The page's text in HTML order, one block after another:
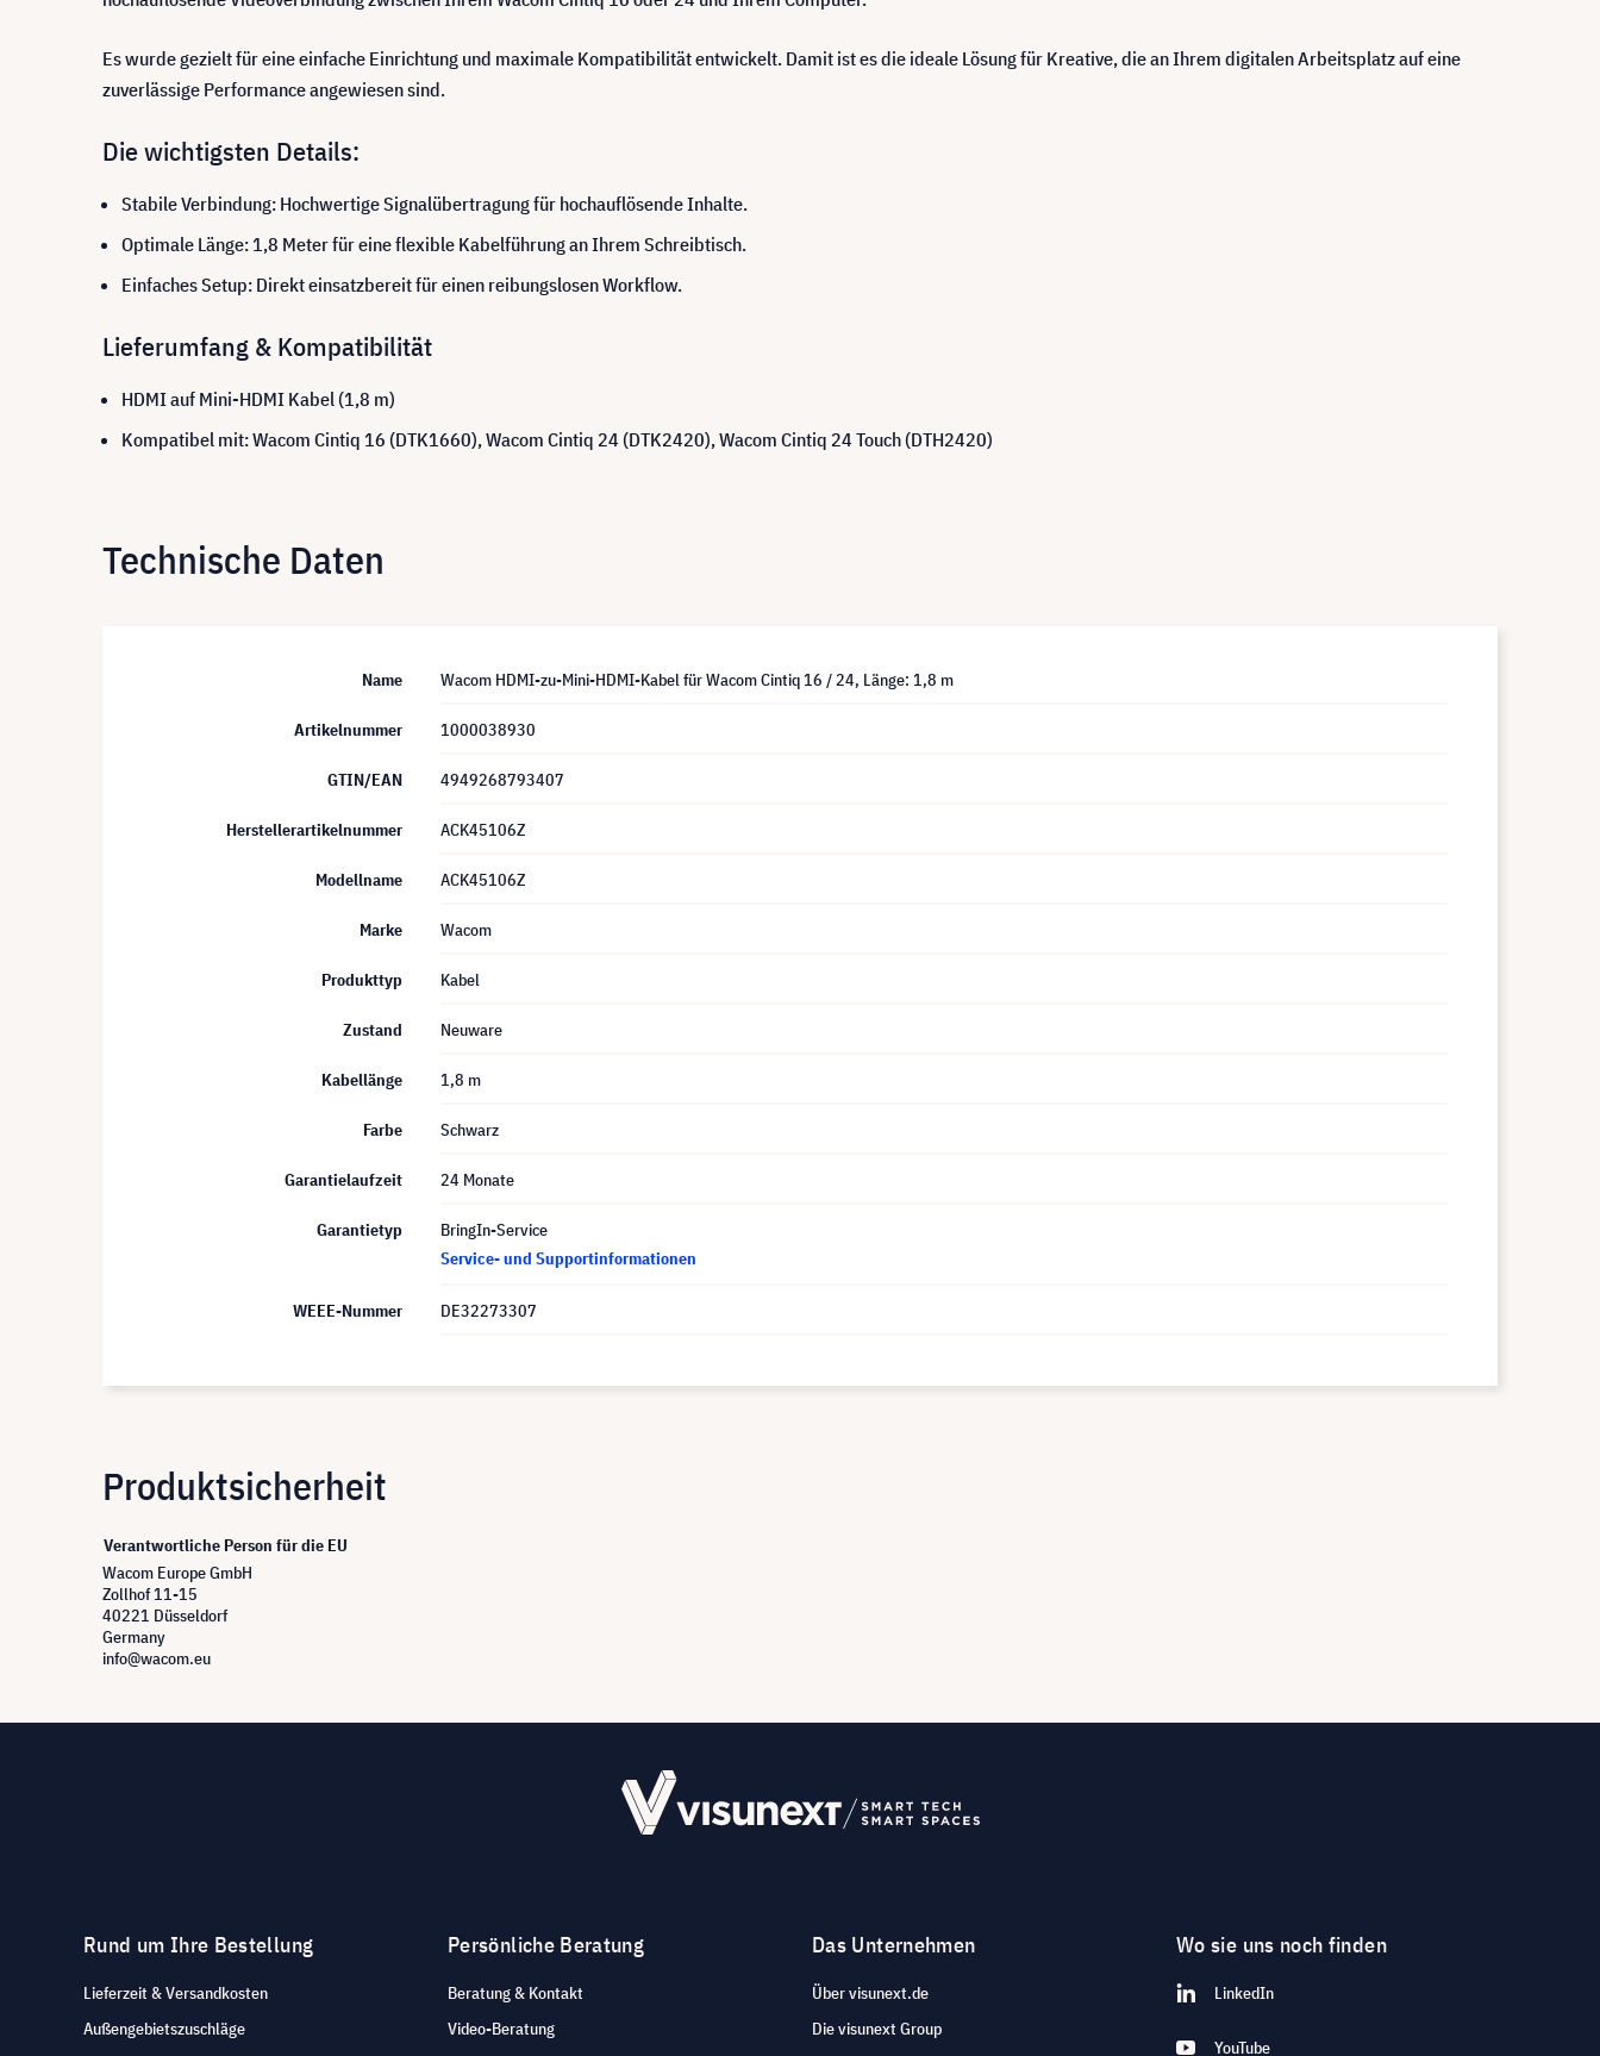
Es wurde gezielt für eine einfache Einrichtung und maximale Kompatibilität entwickelt. Damit ist es die ideale Lösung für Kreative, die an Ihrem digitalen Arbeitsplatz auf eine
zuverlässige Performance angewiesen sind.
Die wichtigsten Details:
Stabile Verbindung: Hochwertige Signalübertragung für hochauflösende Inhalte.
Optimale Länge: 1,8 Meter für eine flexible Kabelführung an Ihrem Schreibtisch.
Einfaches Setup: Direkt einsatzbereit für einen reibungslosen Workflow.
Lieferumfang & Kompatibilität
HDMI auf Mini-HDMI Kabel (1,8 m)
Kompatibel mit: Wacom Cintiq 16 (DTK1660), Wacom Cintiq 24 (DTK2420), Wacom Cintiq 24 Touch (DTH2420)
Technische Daten
Name Wacom HDMI-zu-Mini-HDMI-Kabel für Wacom Cintiq 16 / 24, Länge: 1,8 m
Artikelnummer 1000038930
GTIN/EAN 4949268793407
Herstellerartikelnummer ACK45106Z
Modellname ACK45106Z
Marke Wacom
Produkttyp Kabel
Zustand Neuware
Kabellänge 1,8 m
Farbe Schwarz
Garantielaufzeit 24 Monate
Garantietyp
BringIn-Service
Service- und Supportinformationen
WEEE-Nummer DE32273307
Produktsicherheit
Verantwortliche Person für die EU
Wacom Europe GmbH
Zollhof 11-15
40221 Düsseldorf
Germany
info@wacom.eu
Rund um Ihre Bestellung
Lieferzeit & Versandkosten
Außengebietszuschläge
Persönliche Beratung
Beratung & Kontakt
Video-Beratung
Das Unternehmen
Über visunext.de
Die visunext Group
Wo sie uns noch finden
LinkedIn
YouTube